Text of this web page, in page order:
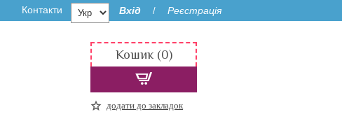
Контакти Вхід / Реєстрація
Кошик (0)
додати до закладок